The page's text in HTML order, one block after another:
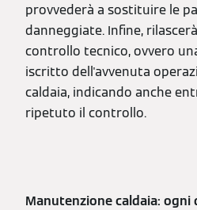
provvederà a sostituire le
danneggiate. Infine,
controllo tecnico, ovvero
iscritto dell'avvenuta
caldaia, indicando anche
ripetuto il controllo.
Manutenzione caldaia: